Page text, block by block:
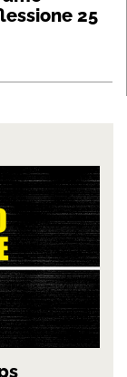
25